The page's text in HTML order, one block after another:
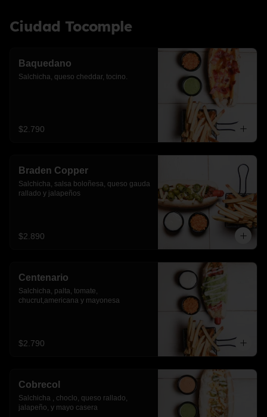
Ciudad Tocomple
Baquedano
Salchicha, queso cheddar, tocino.
$2.790
Braden Copper
Salchicha, salsa boloñesa, queso gauda
rallado y jalapeños
$2.890
Centenario
Salchicha, palta, tomate,
chucrut,americana y mayonesa
$2.790
Cobrecol
Salchicha , choclo, queso rallado,
jalapeño, y mayo casera